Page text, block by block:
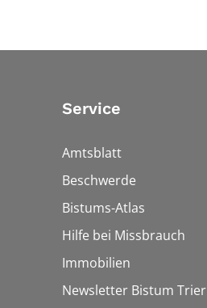
Service
Amtsblatt
Beschwerde
Bistums-Atlas
Hilfe bei Missbrauch
Immobilien
Newsletter Bistum Trier